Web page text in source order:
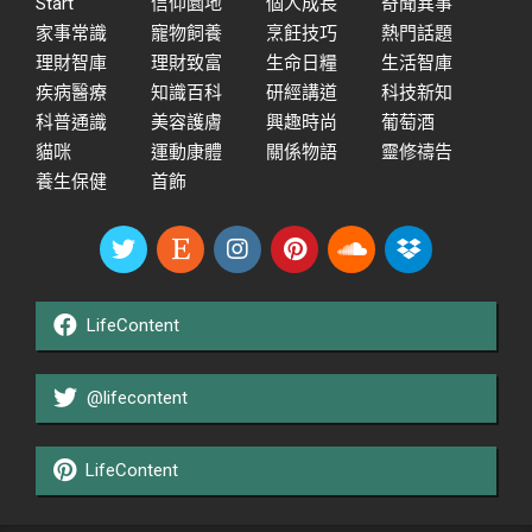
家事常識
寵物飼養 烹飪技巧
熱門話題
理財智庫
理財致富 生命日糧
生活智庫
疾病醫療
知識百科 研經講道
科技新知
科普通識
美容護膚 興趣時尚
葡萄酒
貓咪
運動康體 關係物語
靈修禱告
養生保健
首飾
LifeContent
@lifecontent
LifeContent